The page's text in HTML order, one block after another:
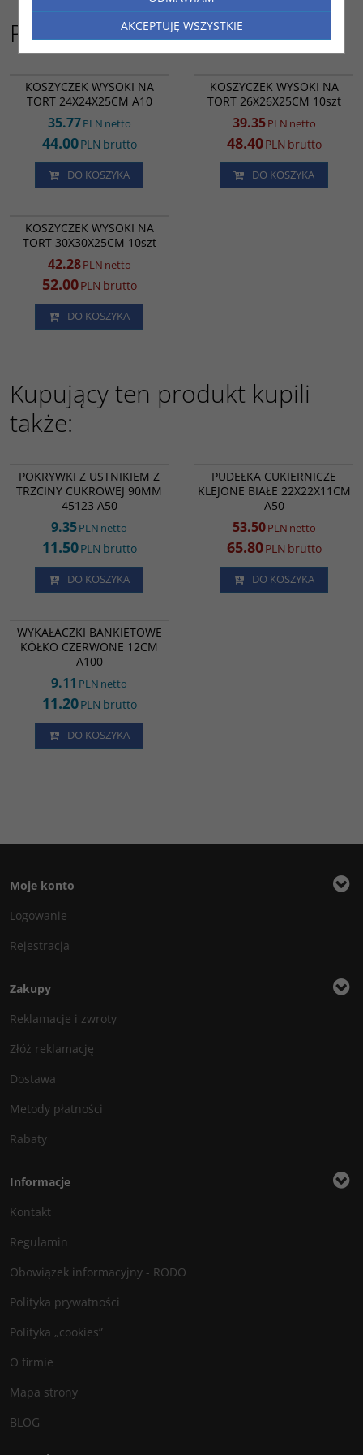
Podobne do
KOSZYCZEK WYSOKI NA
TORT 24X24X25CM A10
35.77PLN netto
44.00PLN brutto
DO KOSZYKA
PROMOCJA
KOSZYCZEK WYSOKI NA
TORT 26X26X25CM 10szt
39.35PLN netto
48.40PLN brutto
DO KOSZYKA
PROMOCJA
KOSZYCZEK WYSOKI NA
TORT 30X30X25CM 10szt
42.28PLN netto
52.00PLN brutto
DO KOSZYKA
Kupujący ten produkt kupili
także:
POKRYWKI Z USTNIKIEM Z
TRZCINY CUKROWEJ 90MM
45123 A50
9.35PLN netto
11.50PLN brutto
DO KOSZYKA
PROMOCJA
PUDEŁKA CUKIERNICZE
KLEJONE BIAŁE 22X22X11CM
A50
53.50PLN netto
65.80PLN brutto
DO KOSZYKA
WYKAŁACZKI BANKIETOWE
KÓŁKO CZERWONE 12CM
A100
9.11 PLN netto
11.20PLN brutto
DO KOSZYKA
Moje konto
Logowanie
Rejestracja
Zakupy
Reklamacje i zwroty
Złóż reklamację
Dostawa
Metody płatności
Rabaty
Informacje
Kontakt
Regulamin
Obowiązek informacyjny - RODO
Polityka prywatności
Polityka „cookies”
O firmie
Mapa strony
BLOG
AKCEPTUJĘ WSZYSTKIE